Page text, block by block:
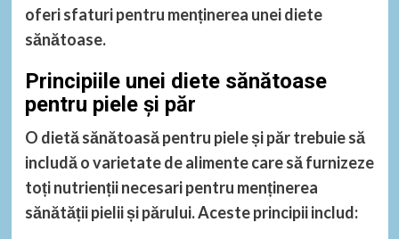
oferi sfaturi pentru menținerea unei diete
sănătoase.
Principiile unei diete sănătoase
pentru piele și păr
O dietă sănătoasă pentru piele și păr trebuie să
includă o varietate de alimente care să furnizeze
toți nutrienții necesari pentru menținerea
sănătății pielii și părului. Aceste principii includ: